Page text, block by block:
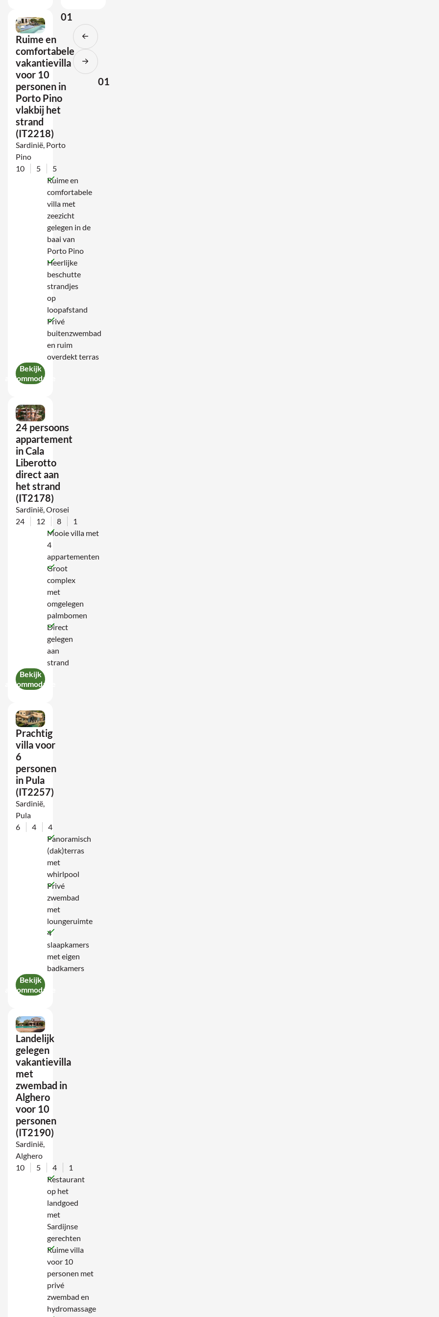
Ruime en
comfortabele
vakantievilla
voor 10
personen in
Porto Pino
vlakbij het
strand
(IT2218)
Sardinië, Porto
Pino
10
5
5
Ruime en
comfortabele
villa met
zeezicht
gelegen in de
baai van
Porto Pino
Heerlijke
beschutte
strandjes
op
loopafstand
Privé
buitenzwembad
en ruim
overdekt terras
Bekijk
accommodatie
24 persoons
appartement
in Cala
Liberotto
direct aan
het strand
(IT2178)
Sardinië, Orosei
24
12 8
1
Mooie villa met
4
appartementen
Groot
complex
met
omgelegen
palmbomen
Direct
gelegen
aan
strand
Bekijk
accommodatie
Prachtig
villa voor
6
personen
in Pula
(IT2257)
Sardinië,
Pula
6
4
4
Panoramisch
(dak)terras
met
whirlpool
Privé
zwembad
met
loungeruimte
4
slaapkamers
met eigen
badkamers
Bekijk
accommodatie
Landelijk
gelegen
vakantievilla
met
zwembad in
Alghero
voor 10
personen
(IT2190)
Sardinië,
Alghero
10
5 4
1
Restaurant
op het
landgoed
met
Sardijnse
gerechten
Ruime villa
voor 10
personen met
privé
zwembad en
hydromassage
01
01